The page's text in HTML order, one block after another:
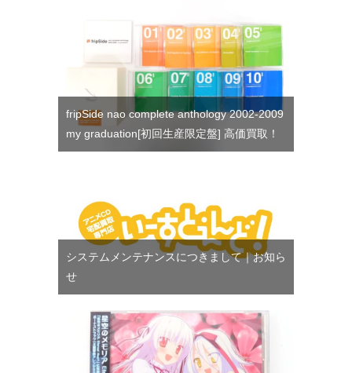
fripSide nao complete anthology 2002-2009
my graduation[初回生産限定盤] 高価買取！
システムメンテナンスにつきまして｜お知ら
せ